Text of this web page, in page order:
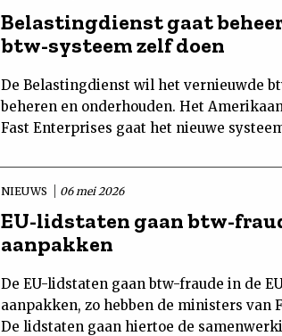
Belastingdienst gaat
btw-systeem zelf doen
De Belastingdienst wil het vernieuwde
beheren en onderhouden. Het
Fast Enterprises gaat het nieuwe
NIEUWS 06 mei 2026
EU-lidstaten gaan btw-
aanpakken
De EU-lidstaten gaan btw-fraude in de
aanpakken, zo hebben de ministers van
De lidstaten gaan hiertoe de